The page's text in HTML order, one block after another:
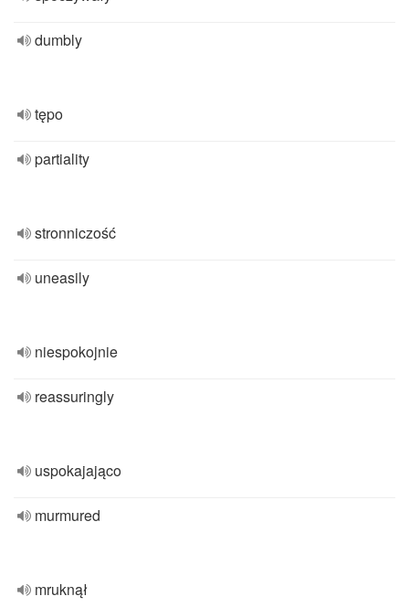
dumbly
tępo
partiality
stronniczość
uneasily
niespokojnie
reassuringly
uspokajająco
murmured
mruknął